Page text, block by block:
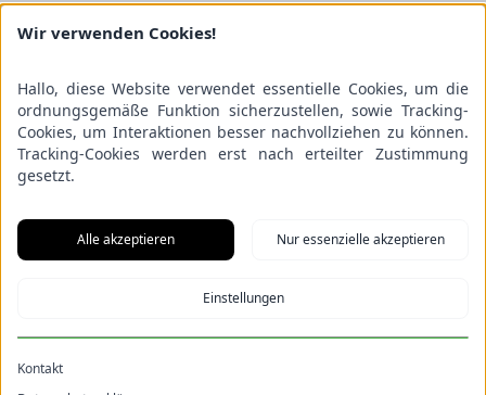
Wir verwenden Cookies!
Hallo, diese Website verwendet essentielle Cookies, um die
ordnungsgemäße Funktion sicherzustellen, sowie Tracking-
Cookies, um Interaktionen besser nachvollziehen zu können.
Tracking-Cookies werden erst nach erteilter Zustimmung
gesetzt.
Alle akzeptieren Nur essenzielle akzeptieren
Einstellungen
Kontakt